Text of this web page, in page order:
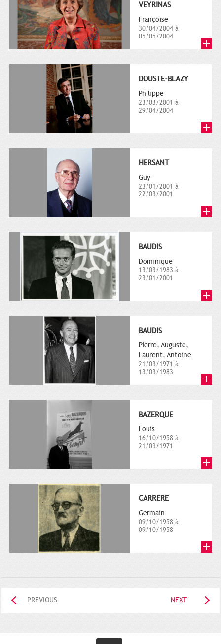
VEYRINAS
Françoise
30/04/2004 à
05/05/2004
DOUSTE-BLAZY
Philippe
23/03/2001 à
29/04/2004
HERSANT
Guy
23/01/2001 à
22/03/2001
BAUDIS
Dominique
13/03/1983 à
23/01/2001
BAUDIS
Pierre, Auguste,
Laurent, Antoine
21/03/1971 à
13/03/1983
BAZERQUE
Louis
16/10/1958 à
21/03/1971
CARRERE
Germain
09/10/1958 à
09/10/1958
PREVIOUS NEXT